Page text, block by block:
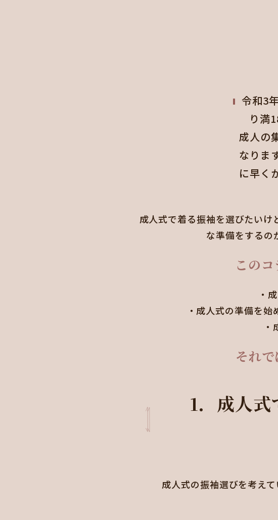
令和3
り満
成人の
なりま
に早く
成人式で着る振袖を選びたい
な準備をするの
この
・
・成人式の準備を
それで
1．成人
成人式の振袖選びを考え